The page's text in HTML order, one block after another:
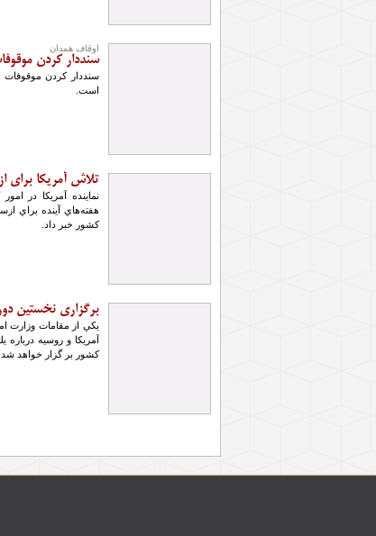
اوقاف همدان
سنددار كردن
سنددار كردن موقوفات
است.
تلاش آمريكا براي
نماينده آمريكا در
هفته‌هاي آينده براي
كشور خبر داد.
برگزاري نخستين
يكي از مقامات وزارت
كشور بر گزار خواهد شد.